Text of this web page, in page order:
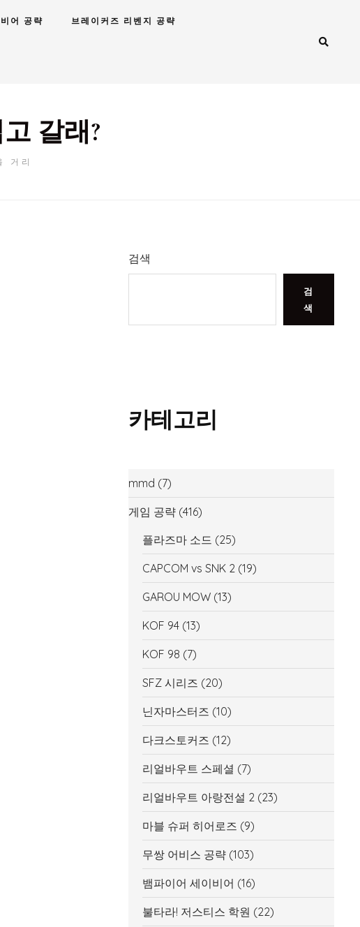
어 공략 브레이커즈 리벤지 공략
갈래?
거리
검색
검
색
카테고리
mmd (7)
게임 공략 (416)
플라즈마 소드 (25)
CAPCOM vs SNK 2 (19)
GAROU MOW (13)
KOF 94 (13)
KOF 98 (7)
SFZ 시리즈 (20)
닌자마스터즈 (10)
다크스토커즈 (12)
리얼바우트 스페셜 (7)
리얼바우트 아랑전설 2 (23)
마블 슈퍼 히어로즈 (9)
무쌍 어비스 공략 (103)
뱀파이어 세이비어 (16)
불타라! 저스티스 학원 (22)